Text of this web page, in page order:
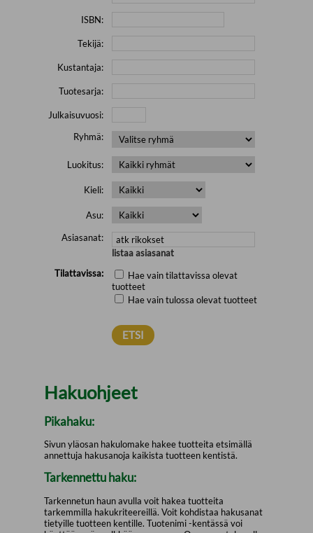
ISBN:
Tekijä:
Kustantaja:
Tuotesarja:
Julkaisuvuosi:
Ryhmä:
Luokitus:
Kieli:
Asu:
Asiasanat:
listaa asiasanat
Tilattavissa:
Hae vain tilattavissa olevat
tuotteet
Hae vain tulossa olevat tuotteet
Hakuohjeet
Pikahaku:
Sivun yläosan hakulomake hakee tuotteita etsimällä
annettuja hakusanoja kaikista tuotteen kentistä.
Tarkennettu haku:
Tarkennetun haun avulla voit hakea tuotteita
tarkemmilla hakukriteereillä. Voit kohdistaa hakusanat
tietyille tuotteen kentille. Tuotenimi -kentässä voi